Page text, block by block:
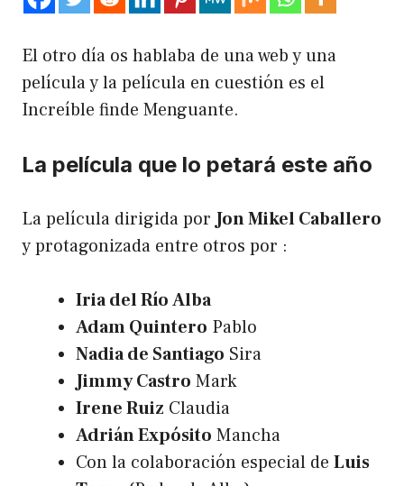
El otro día os hablaba de una web y una
películay la película en cuestión es el
Increíble finde Menguante.
La película que lo petará este año
La película dirigida porJon Mikel Caballero
y protagonizada entre otros por :
Iria del Río Alba
Adam Quintero Pablo
Nadia de Santiago Sira
Jimmy Castro Mark
Irene Ruiz Claudia
Adrián Expósito Mancha
Con la colaboración especial de Luis